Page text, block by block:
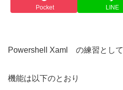
Pocket LINE
Powershell Xaml の練習として
機能は以下のとおり